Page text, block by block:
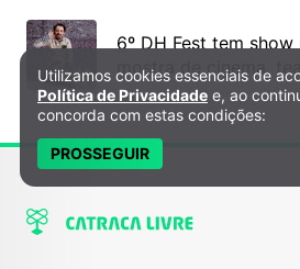
6º DH Fest tem
mostra de cinema,
Política de Privacidade e Cookies
Utilizamos cookies essenciais de
Política de Privacidade e, ao
concorda com estas condições:
PROSSEGUIR